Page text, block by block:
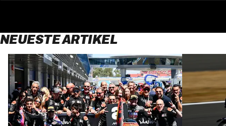
NEUESTE ARTIKEL